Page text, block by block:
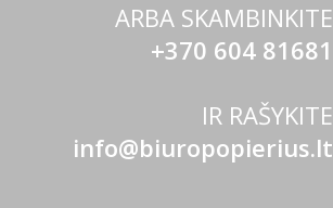
ARBA SKAMBINKITE
+370 604 81681
IR RAŠYKITE
info@biuropopierius.lt